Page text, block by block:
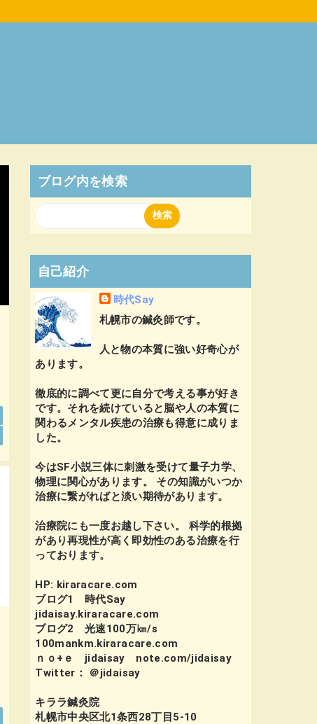
ブログ内を検索
自己紹介
時代Say
札幌市の鍼灸師です。
人と物の本質に強い好奇心が
あります。
徹底的に調べて更に自分で考える事が好き
です。それを続けていると脳や人の本質に
関わるメンタル疾患の治療も得意に成りま
した。
今はSF小説三体に刺激を受けて量子力学、
物理に関心があります。 その知識がいつか
治療に繋がればと淡い期待があります。
治療院にも一度お越し下さい。 科学的根拠
があり再現性が高く即効性のある治療を行
っております。
HP: kiraracare.com
ブログ1 時代Say
jidaisay.kiraracare.com
ブログ2 光速100万㎞/s
100mankm.kiraracare.com
ｎｏ+ｅ jidaisay note.com/jidaisay
Twitter： ＠jidaisay
キララ鍼灸院
札幌市中央区北1条西28丁目5-10